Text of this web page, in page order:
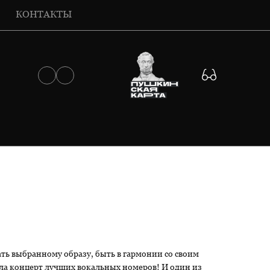
КОНТАКТЫ
выбранному образу, быть в гармонии со своим
концерт лучших вокальных номеров! И один из